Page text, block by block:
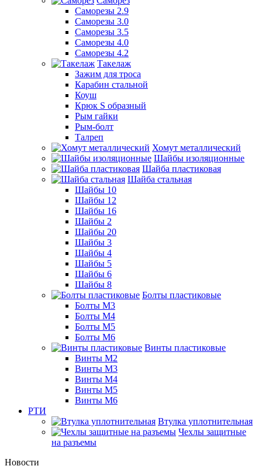
Саморезы 2.9
Саморезы 3.0
Саморезы 3.5
Саморезы 4.0
Саморезы 4.2
Такелаж
Зажим для троса
Карабин стальной
Коуш
Крюк S образный
Рым гайки
Рым-болт
Талреп
Хомут металлический
Шайбы изоляционные
Шайба пластиковая
Шайба стальная
Шайбы 10
Шайбы 12
Шайбы 16
Шайбы 2
Шайбы 20
Шайбы 3
Шайбы 4
Шайбы 5
Шайбы 6
Шайбы 8
Болты пластиковые
Болты М3
Болты М4
Болты М5
Болты М6
Винты пластиковые
Винты М2
Винты М3
Винты М4
Винты М5
Винты М6
РТИ
Втулка уплотнительная
Чехлы защитные
на разъемы
Новости